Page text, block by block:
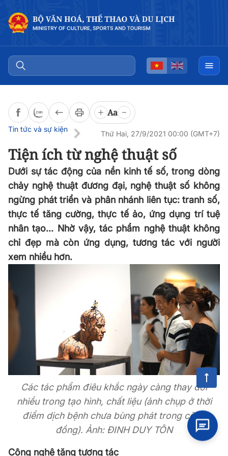
Aa
Tin tức và sự kiện
Thứ Hai, 27/9/2021 00:00 (GMT+7)
Tiện ích từ nghệ thuật số
Dưới sự tác động của nền kinh tế số, trong dòng
chảy nghệ thuật đương đại, nghệ thuật số không
ngừng phát triển và phân nhánh liên tục: tranh số,
thực tế tăng cường, thực tế ảo, ứng dụng trí tuệ
nhân tạo... Nhờ vậy, tác phẩm nghệ thuật không
chỉ đẹp mà còn ứng dụng, tương tác với người
xem nhiều hơn.
Các tác phẩm điêu khắc ngày càng thay đổi
nhiều trong tạo hình, chất liệu (ảnh chụp ở thời
điểm dịch bệnh chưa bùng phát trong cộng
đồng). Ảnh: ĐINH DUY TÔN
Công nghệ tăng tương tác
Đọc bài